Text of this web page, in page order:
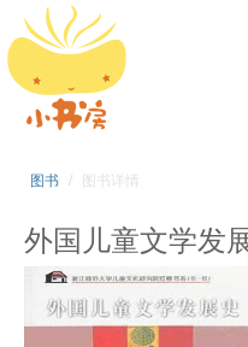
图书 图书详情
外国儿童文学发